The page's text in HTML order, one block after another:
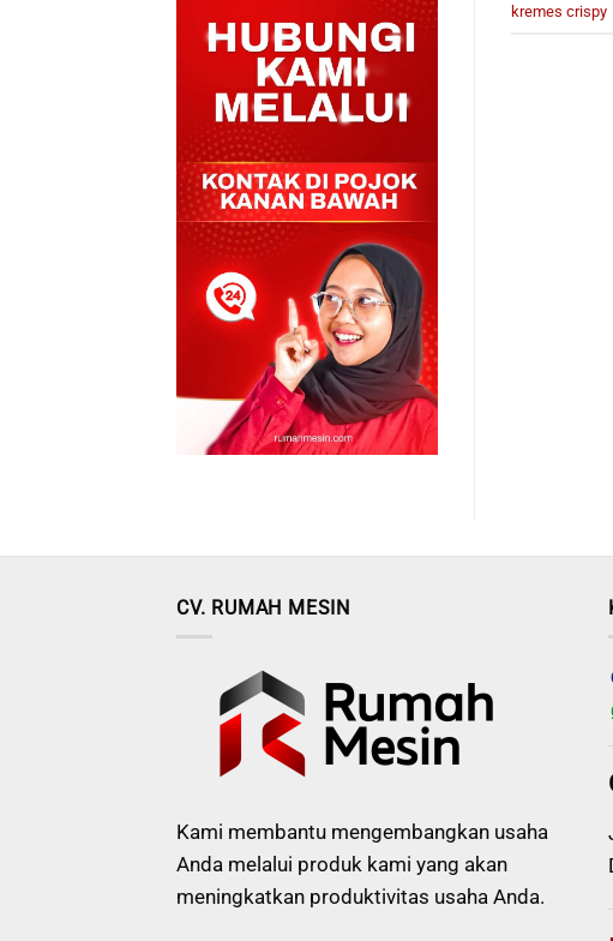
kremes crispy
CV. RUMAH MESIN
Kami membantu mengembangkan usaha
Anda melalui produk kami yang akan
meningkatkan produktivitas usaha Anda.